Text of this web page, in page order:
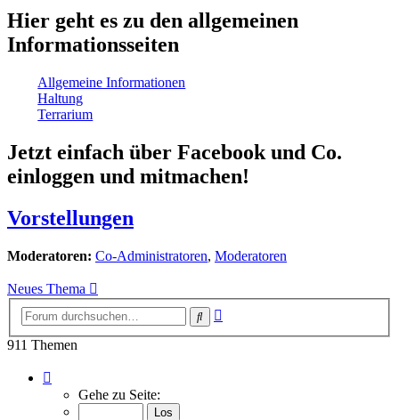
Hier geht es zu den allgemeinen
Informationsseiten
Allgemeine Informationen
Haltung
Terrarium
Jetzt einfach über Facebook und Co.
einloggen und mitmachen!
Vorstellungen
Moderatoren: Co-Administratoren, Moderatoren
Neues Thema
Suche
911 Themen
von
Gehe zu Seite: